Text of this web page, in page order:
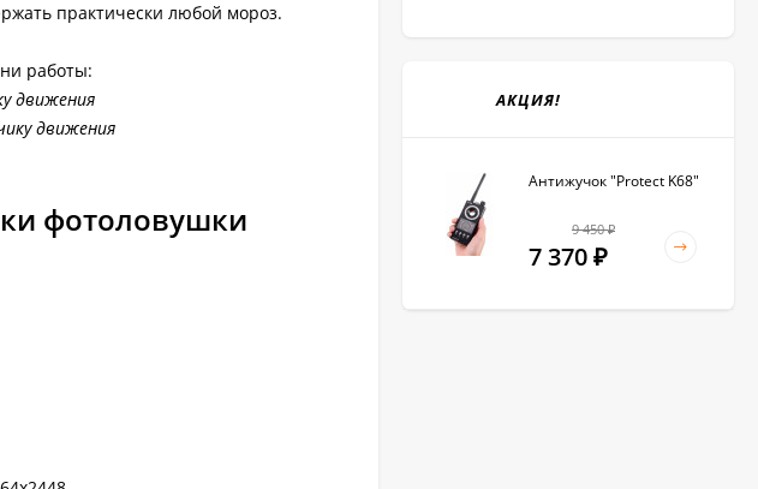
практически любой мороз.
работы:
движения
движения
фотоловушки
АКЦИЯ!
Антижучок "Protect K68"
9 450₽
7 370 ₽